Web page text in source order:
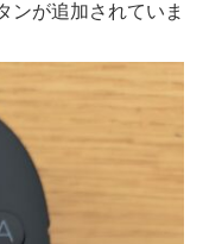
ンが追加されていま